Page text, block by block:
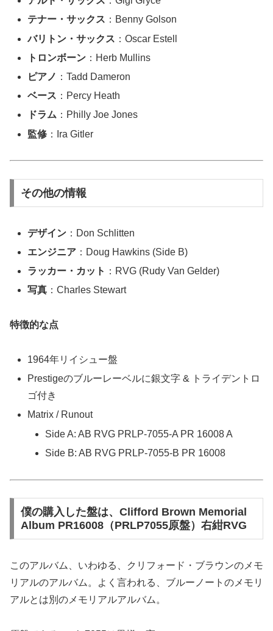
テナー・サックス ：Benny Golson
バリトン・サックス ：Oscar Estell
トロンボーン ：Herb Mullins
ピアノ ：Tadd Dameron
ベース ：Percy Heath
ドラム ：Philly Joe Jones
監修 ：Ira Gitler
その他の情報
デザイン ：Don Schlitten
エンジニア ：Doug Hawkins (Side B)
ラッカー・カット ：RVG (Rudy Van Gelder)
写真 ：Charles Stewart
特徴的な点
1964年リイシュー盤
Prestigeのブルーレーベルに銀文字 & トライデントロ
ゴ付き
Matrix / Runout
Side A: AB RVG PRLP-7055-A PR 16008 A
Side B: AB RVG PRLP-7055-B PR 16008
僕の購入した盤は、Clifford Brown Memorial
Album PR16008（PRLP7055原盤）右紺RVG
このアルバム、いわゆる、クリフォード・ブラウンのメモ
リアルのアルバム。よく言われる、ブルーノートのメモリ
アルとは別のメモリアルアルバム。